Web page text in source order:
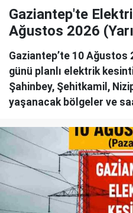
Gaziantep'te
Ağustos 2026
Gaziantep’te 10 Ağustos
günü planlı elektrik
Şahinbey, Şehitkamil,
yaşanacak bölgeler ve